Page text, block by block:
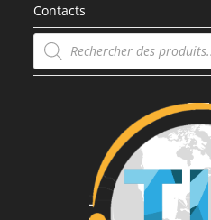
Contacts
Recherche
de
produits